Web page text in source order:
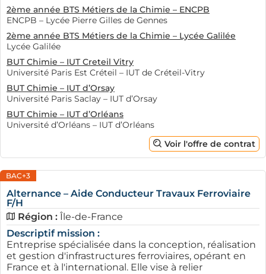
urgent d'alternants.
Ensuite, le réseautage est une technique efficace pour
augmenter les chances de dénicher une bonne
alternance. Participer à des forums, des salons de
l'emploi ou des événements locaux est une excellente
façon d'élargir son cercle de contacts. Ces événements
permettent d’approcher directement des entreprises,
et souvent, des opportunités d'alternance peuvent
apparaitre lors de ces échanges. C'est l'occasion de se
faire remarquer par des recruteurs et de renforcer son
réseau professionnel.
Les écoles et centres de formation jouent également
un rôle essentiel dans la mise en relation avec les
entreprises. Beaucoup d'établissements disposent de
partenariats avec des entreprises locales qui
recherchent des alternants. Il est donc judicieux pour
les étudiants de se rapprocher du service des relations
entreprises de leur école. Ce dernier peut fournir des
2ème année BTS Métiers de la Chimie – ENCPB
ENCPB – Lycée Pierre Gilles de Gennes
2ème année BTS Métiers de la Chimie – Lycée Galilée
Lycée Galilée
BUT Chimie – IUT Creteil Vitry
Université Paris Est Créteil – IUT de Créteil-Vitry
BUT Chimie – IUT d’Orsay
Université Paris Saclay – IUT d’Orsay
BUT Chimie – IUT d’Orléans
Université d’Orléans – IUT d’Orléans
Voir l'offre de contrat
BAC+3
Alternance – Aide Conducteur Travaux Ferroviaire
F/H
Région : Île-de-France
Descriptif mission :
Entreprise spécialisée dans la conception, réalisation
et gestion d'infrastructures ferroviaires, opérant en
France et à l'international. Elle vise à relier